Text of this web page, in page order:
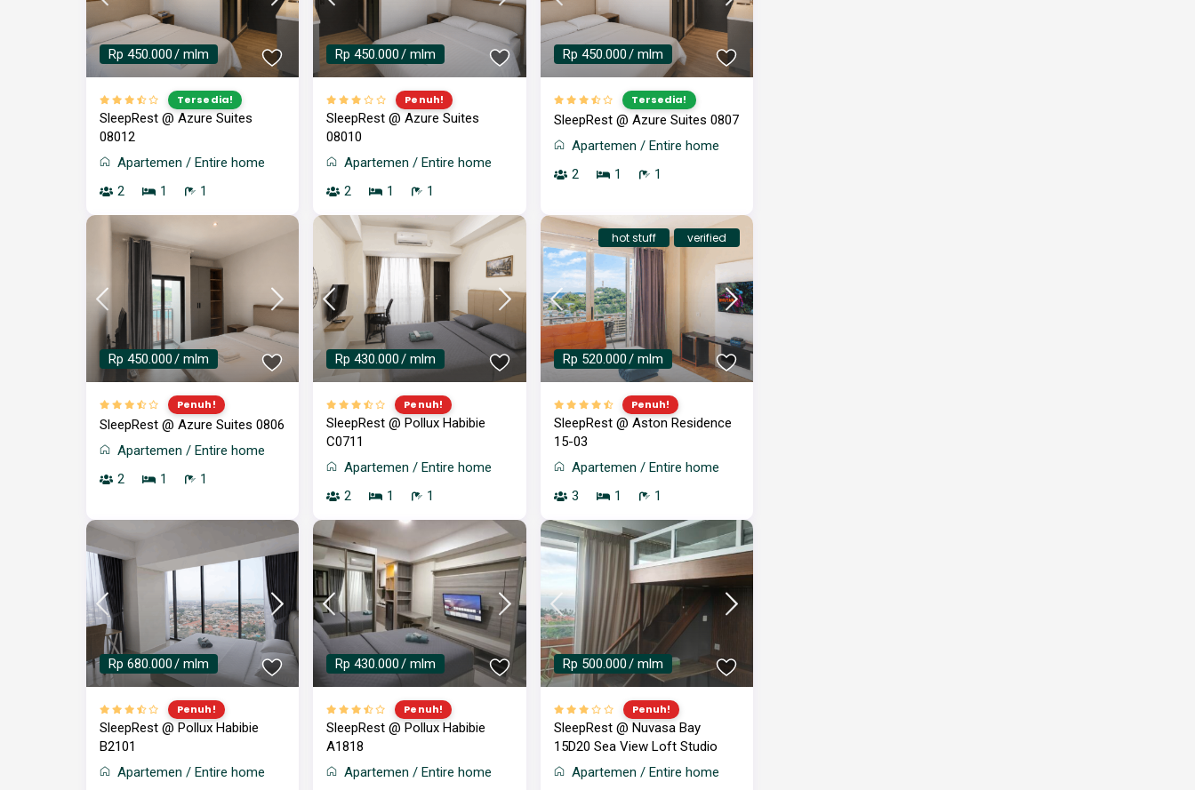
Rp 450.000/ mlm
Tersedia!
SleepRest @ Azure Suites
08012
Apartemen / Entire home
2
1 1
Rp 450.000/ mlm
Penuh!
SleepRest @ Azure Suites
08010
Apartemen /Entire home
2
1 1
Rp 450.000/ mlm
Tersedia!
SleepRest @ Azure Suites 0807
Apartemen / Entire home
2
1 1
Rp 450.000/ mlm
Penuh!
SleepRest @ Azure Suites 0806
Apartemen / Entire home
2
1 1
Rp 430.000/ mlm
Penuh!
SleepRest @ Pollux Habibie
C0711
Apartemen /Entire home
2
1 1
Rp 520.000/ mlm
hot stuff verified
Penuh!
SleepRest @ Aston Residence
15-03
Apartemen / Entire home
3
1 1
Rp 680.000/ mlm
Penuh!
SleepRest @ Pollux Habibie
B2101
Apartemen / Entire home
Rp 430.000/ mlm
Penuh!
SleepRest @ Pollux Habibie
A1818
Apartemen /Entire home
Rp 500.000/ mlm
Penuh!
SleepRest @ Nuvasa Bay
15D20 Sea View Loft Studio
Apartemen / Entire home